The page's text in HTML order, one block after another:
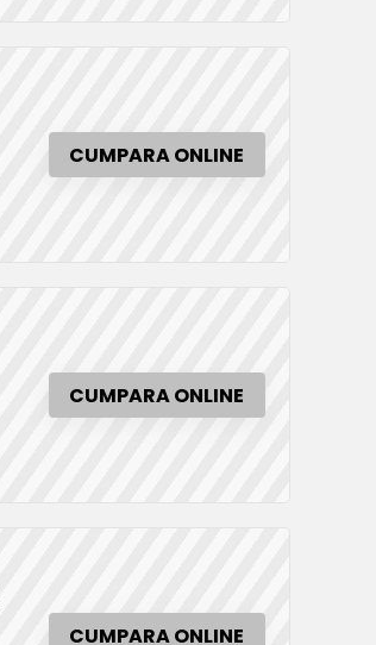
CUMPARA ONLINE
CUMPARA ONLINE
CUMPARA ONLINE